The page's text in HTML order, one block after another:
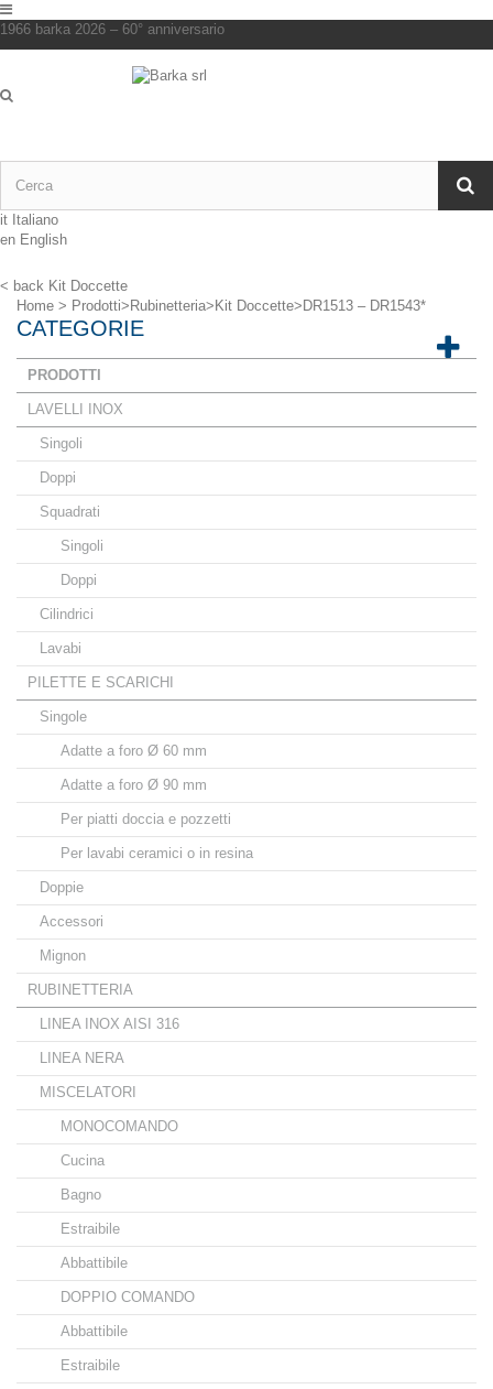
1966 barka 2026 – 60° anniversario
it Italiano
en English
< back Kit Doccette
Home > Prodotti> Rubinetteria> Kit Doccette> DR1513 – DR1543*
CATEGORIE
PRODOTTI
LAVELLI INOX
Singoli
Doppi
Squadrati
Singoli
Doppi
Cilindrici
Lavabi
PILETTE E SCARICHI
Singole
Adatte a foro Ø 60 mm
Adatte a foro Ø 90 mm
Per piatti doccia e pozzetti
Per lavabi ceramici o in resina
Doppie
Accessori
Mignon
RUBINETTERIA
LINEA INOX AISI 316
LINEA NERA
MISCELATORI
MONOCOMANDO
Cucina
Bagno
Estraibile
Abbattibile
DOPPIO COMANDO
Abbattibile
Estraibile